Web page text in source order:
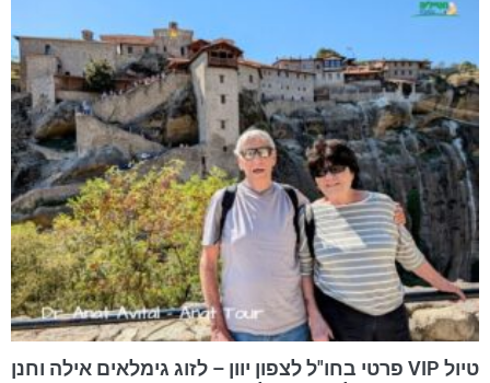
טיול VIP פרטי בחו"ל לצפון יוון – לזוג גימלאים אילה וחנן